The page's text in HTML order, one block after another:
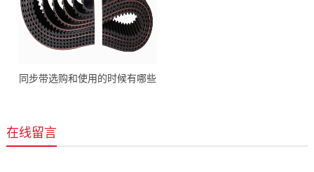
同步带选购和使用的时候有哪些
在线留言